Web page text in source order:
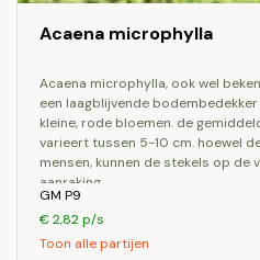
Acaena microphylla
acaena microphylla, ook wel bekend als de kleine-stekelnoot, is
een laagblijvende
kleine, rode bloemen. de
varieert tussen 5-10 cm. hoewel
mensen, kunnen de stekels op de
aanraking.
GM P9
€ 2,82 p/s
Toon alle partijen